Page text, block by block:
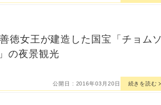
徳女王が建造した国宝「チョムソ
の夜景観光
公開日 : 2016年03月20日 続きを読む